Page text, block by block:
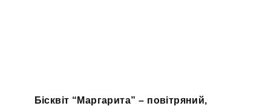
Бісквіт “Маргарита” – повітряний,